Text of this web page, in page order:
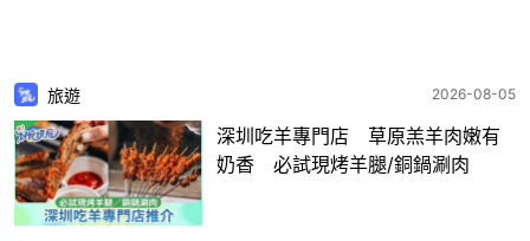
旅遊 2026-08-05
深圳吃羊專門店 草原羔羊肉嫩有
奶香 必試現烤羊腿/銅鍋涮肉